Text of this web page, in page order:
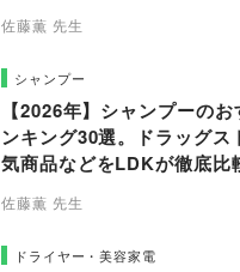
佐藤薫 先生
シャンプー
【2026年】シャンプーの
ンキング30選。ドラッグス
気商品などをLDKが徹底比
佐藤薫 先生
ドライヤー・美容家電